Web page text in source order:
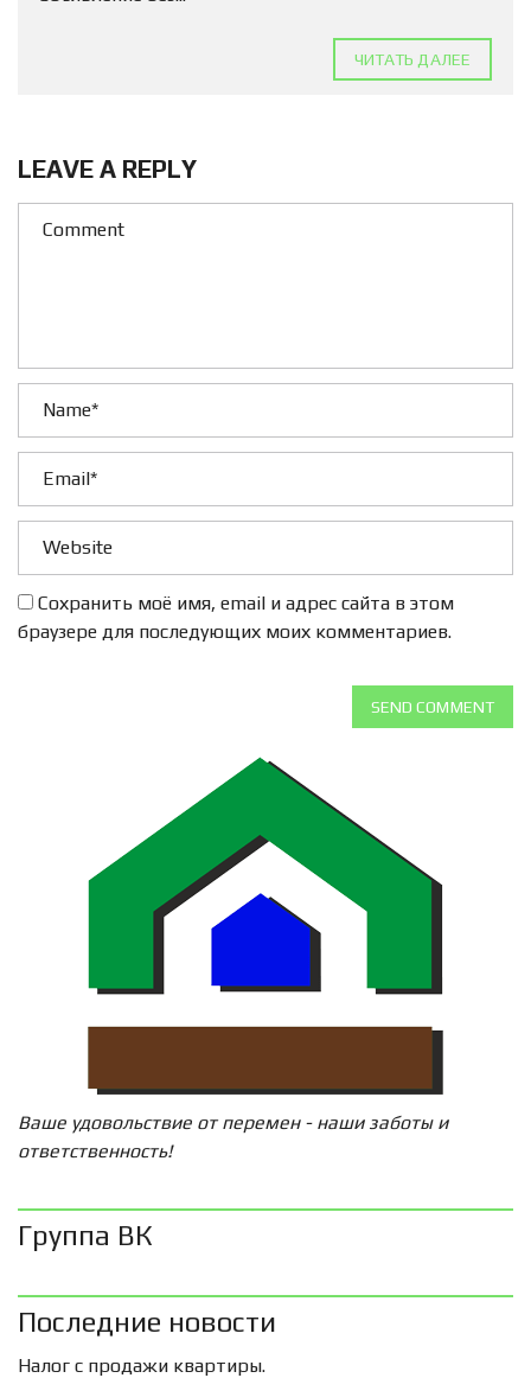
ЧИТАТЬ ДАЛЕЕ
LEAVE A REPLY
Сохранить моё имя, email и адрес сайта в этом
браузере для последующих моих комментариев.
SEND COMMENT
Ваше удовольствие от перемен - наши заботы и
ответственность!
Группа ВК
Последние новости
Налог с продажи квартиры.